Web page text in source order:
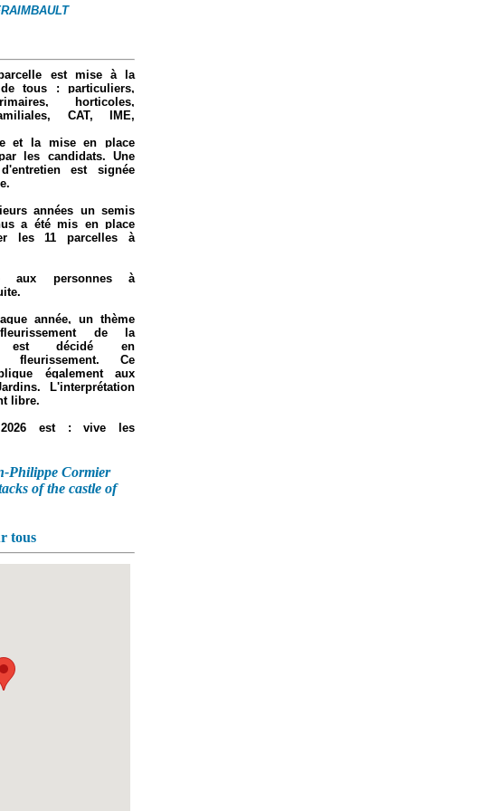
est mise à la
tous : particuliers,
horticoles,
CAT, IME,
et la mise en place
les candidats. Une
est signée
années un semis
a été mis en place
les 11 parcelles à
aux personnes à
année, un thème
de la
est décidé en
fleurissement. Ce
également aux
L'interprétation
libre.
est : vive les
Philippe Cormier
of the castle of
tous